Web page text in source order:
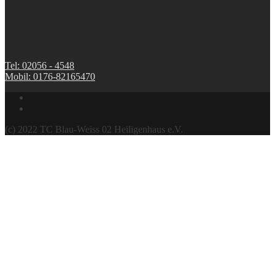
Tel: 02056 - 4548
Mobil: 0176-82165470
(c) 2022 TC Blau-Weiss 02 Heiligenhaus e.V.